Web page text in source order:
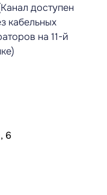
доступен
кабельных
на 11-й
6